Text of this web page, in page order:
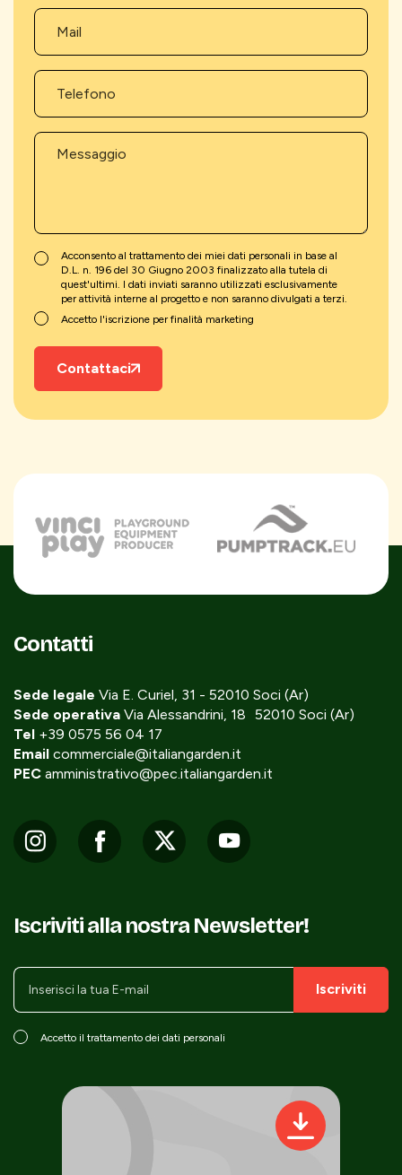
Acconsento al trattamento dei miei dati personali in base al
D.L. n. 196 del 30 Giugno 2003 finalizzato alla tutela di
quest'ultimi. I dati inviati saranno utilizzati esclusivamente
per attività interne al progetto e non saranno divulgati a terzi.
Accetto l'iscrizione per finalità marketing
Contattaci
Contatti
Sede legale Via E. Curiel, 31 - 52010 Soci (Ar)
Sede operativa Via Alessandrini, 18 52010 Soci (Ar)
Tel +39 0575 56 04 17
Email commerciale@italiangarden.it
PEC amministrativo@pec.italiangarden.it
Iscriviti alla nostra Newsletter!
Iscriviti
Accetto il trattamento dei dati personali